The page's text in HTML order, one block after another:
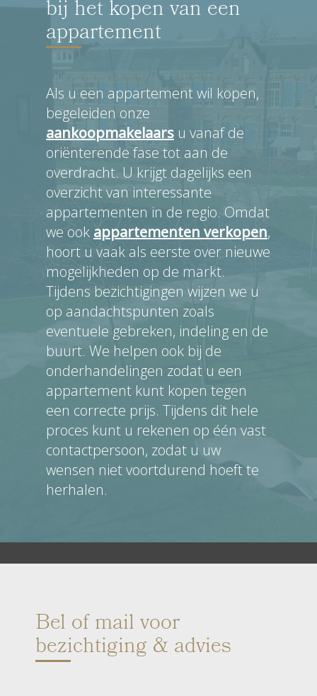
bij het kopen van een
appartement
Als u een appartement wil kopen,
begeleiden onze
aankoopmakelaars u vanaf de
oriënterende fase tot aan de
overdracht. U krijgt dagelijks een
overzicht van interessante
appartementen in de regio. Omdat
we ook appartementen verkopen,
hoort u vaak als eerste over nieuwe
mogelijkheden op de markt.
Tijdens bezichtigingen wijzen we u
op aandachtspunten zoals
eventuele gebreken, indeling en de
buurt. We helpen ook bij de
onderhandelingen zodat u een
appartement kunt kopen tegen
een correcte prijs. Tijdens dit hele
proces kunt u rekenen op één vast
contactpersoon, zodat u uw
wensen niet voortdurend hoeft te
herhalen.
Bel of mail voor
bezichtiging & advies